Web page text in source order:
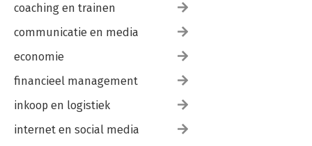
coaching en trainen
communicatie en media
economie
financieel management
inkoop en logistiek
internet en social media